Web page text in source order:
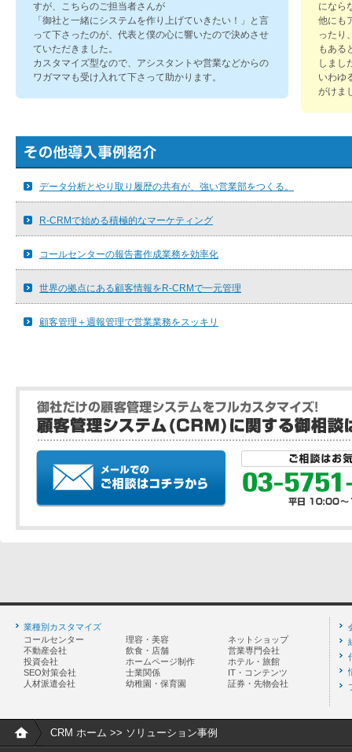
すが、こちらのご担当者さんが
「御社と一緒にシステムを作り上げていきたい！」と言
って下さったのが、代表と僕の心に響いたので決めさせ
ていただきました。
カスタマイズ型なので、アシスタントや営業などからの
ワガママも受け入れて下さって助かります。
になら
他にも
ったり
もある
しまし
いわゆ
がけま
データ分析とやり取り履歴の共有が、強い営業部をつくる。
R-CRMで始める積極的なマーケティング
コールセンターの報告書作成業務を効率化
世界の拠点にある顧客情報をR-CRMで一元管理
顧客管理＋週報管理で営業業務をスッキリ
業種別カスタマイズ
コールセンター
不動産会社
投資会社
SEO対策会社
人材派遣会社
理容・美容
飲食・店舗
ホームページ制作
士業関係
幼稚園・保育園
ネットショップ
営業専門会社
ホテル・旅館
IT・コンテンツ
証券・先物会社
CRM ホーム >> ソリューション事例